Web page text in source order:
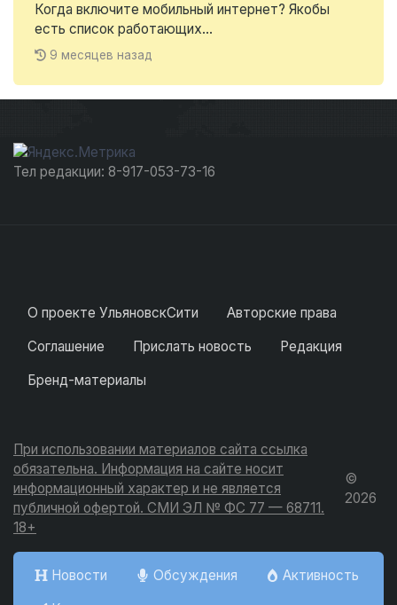
Когда включите мобильный интернет? Якобы
есть список работающих...
9 месяцев назад
Тел редакции: 8-917-053-73-16
О проекте УльяновскСити
Авторские права
Соглашение
Прислать новость
Редакция
Бренд-материалы
При использовании материалов сайта ссылка
обязательна. Информация на сайте носит
информационный характер и не является
публичной офертой. СМИ ЭЛ № ФС 77 — 68711.
18+
©
2026
Новости Обсуждения
Активность